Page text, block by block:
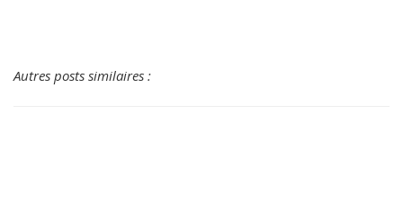
Autres posts similaires :